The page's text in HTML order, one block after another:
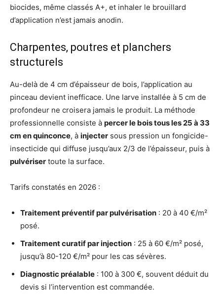
biocides, même classés A+, et inhaler le brouillard
d’application n’est jamais anodin.
Charpentes, poutres et planchers
structurels
Au-delà de 4 cm d’épaisseur de bois, l’application au
pinceau devient inefficace. Une larve installée à 5 cm de
profondeur ne croisera jamais le produit. La méthode
professionnelle consiste à percer le bois tous les 25 à 33
cm en quinconce, à injecter sous pression un fongicide-
insecticide qui diffuse jusqu’aux 2/3 de l’épaisseur, puis à
pulvériser toute la surface.
Tarifs constatés en 2026 :
Traitement préventif par pulvérisation : 20 à 40 €/m²
posé.
Traitement curatif par injection : 25 à 60 €/m² posé,
jusqu’à 80-120 €/m² pour les cas sévères.
Diagnostic préalable : 100 à 300 €, souvent déduit du
devis si l’intervention est commandée.